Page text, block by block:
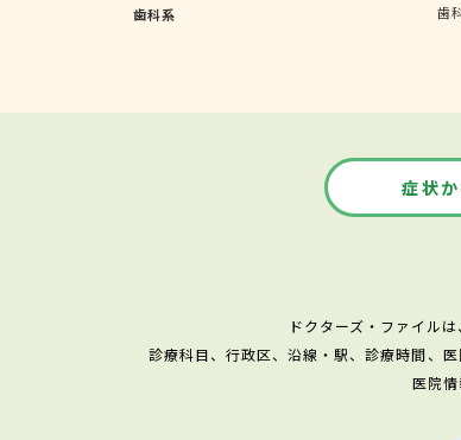
歯科系
歯
症状
ドクターズ・ファイル
診療科目、行政区、沿線・駅、診療時間、
医院